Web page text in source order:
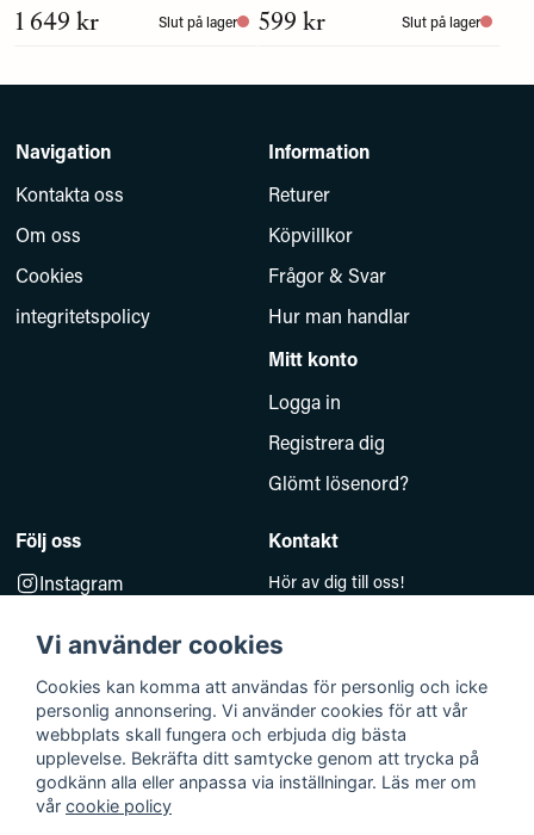
1 649 kr Slut på lager 599 kr Slut på lager
Navigation
Kontakta oss
Om oss
Cookies
integritetspolicy
Information
Returer
Köpvillkor
Frågor & Svar
Hur man handlar
Mitt konto
Logga in
Registrera dig
Glömt lösenord?
Följ oss
Instagram
Kontakt
Hör av dig till oss!
kundsupport@baddkompaniet.se
Telefon:044-813 00
Org.nr 5594278177
Björkhagavägen 11
28832 Vinslöv
Vi använder cookies
Cookies kan komma att användas för personlig och icke
personlig annonsering. Vi använder cookies för att vår
webbplats skall fungera och erbjuda dig bästa
upplevelse. Bekräfta ditt samtycke genom att trycka på
godkänn alla eller anpassa via inställningar. Läs mer om
vår cookie policy